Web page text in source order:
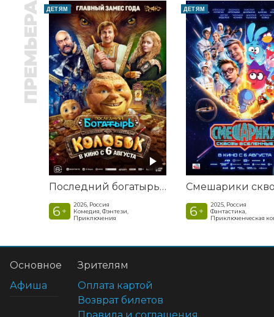
ПРЕМЬЕРА ДЕТЯМ
Последний богатырь. Колобок
6 +
2026, Россия
Комедия, Фэнтези,
Приключения
ДЕТЯМ
6 +
2025, Россия
Фантастика,
Приключенческая
Основное
Афиша
Зрителям
Оплата картой
Возврат билетов